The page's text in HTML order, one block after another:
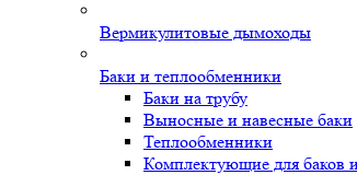
Вермикулитовые дымоходы
Баки и теплообменники
Баки на трубу
Выносные и навесные баки
Теплообменники
Комплектующие для баков